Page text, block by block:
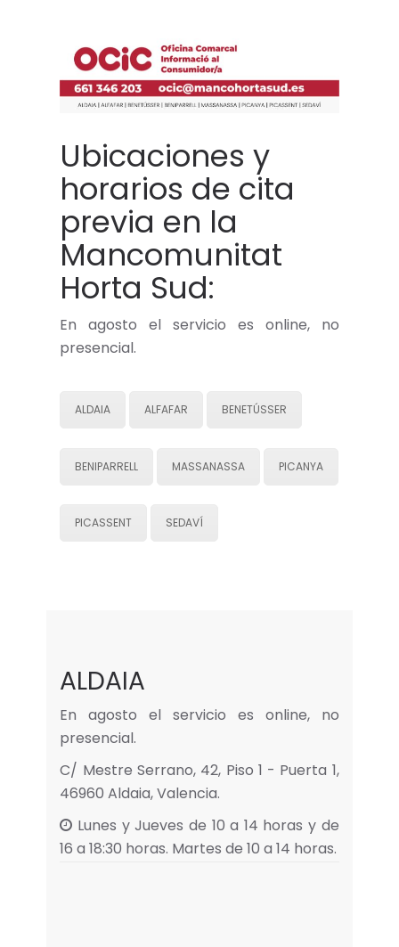
Ubicaciones y
horarios de cita
previa en la
Mancomunitat
Horta Sud:
En agosto el servicio es online, no
presencial.
ALDAIA ALFAFAR BENETÚSSER
BENIPARRELL MASSANASSA PICANYA
PICASSENT SEDAVÍ
ALDAIA
En agosto el servicio es online, no
presencial.
C/ Mestre Serrano, 42, Piso 1 - Puerta 1,
46960 Aldaia, Valencia.
Lunes y Jueves de 10 a 14 horas y de
16 a 18:30 horas. Martes de 10 a 14 horas.